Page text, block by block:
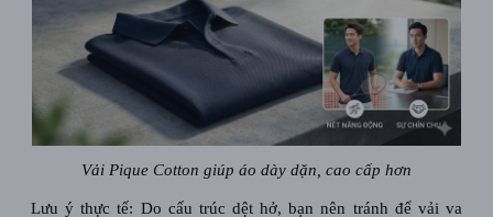
Vải Pique Cotton giúp áo dày dặn, cao cấp hơn
Lưu ý thực tế: Do cấu trúc dệt hở, bạn nên tránh để vải va